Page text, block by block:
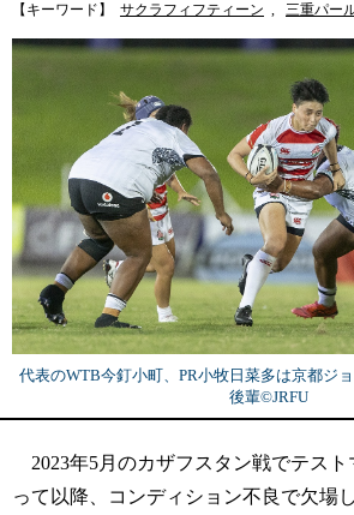
【キーワード】 サクラフィフティーン , 三重パー
代表のWTB今釘小町、PR小牧日菜多は京都ジ
後輩©JRFU
2023年5月のカザフスタン戦でテスト
って以降、コンディション不良で欠場